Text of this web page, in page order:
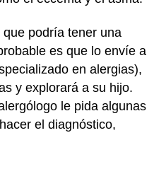
podría tener una
es que lo envíe a
en alergias),
y explorará a su hijo.
le pida algunas
el diagnóstico,